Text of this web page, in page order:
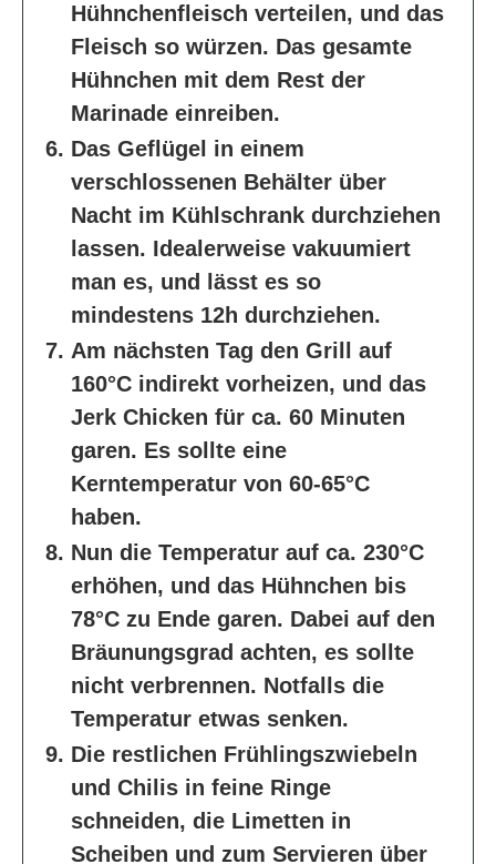
Hühnchenfleisch verteilen, und das
Fleisch so würzen. Das gesamte
Hühnchen mit dem Rest der
Marinade einreiben.
Das Geflügel in einem
verschlossenen Behälter über
Nacht im Kühlschrank durchziehen
lassen. Idealerweise vakuumiert
man es, und lässt es so
mindestens 12h durchziehen.
Am nächsten Tag den Grill auf
160°C indirekt vorheizen, und das
Jerk Chicken für ca. 60 Minuten
garen. Es sollte eine
Kerntemperatur von 60-65°C
haben.
Nun die Temperatur auf ca. 230°C
erhöhen, und das Hühnchen bis
78°C zu Ende garen. Dabei auf den
Bräunungsgrad achten, es sollte
nicht verbrennen. Notfalls die
Temperatur etwas senken.
Die restlichen Frühlingszwiebeln
und Chilis in feine Ringe
schneiden, die Limetten in
Scheiben und zum Servieren über